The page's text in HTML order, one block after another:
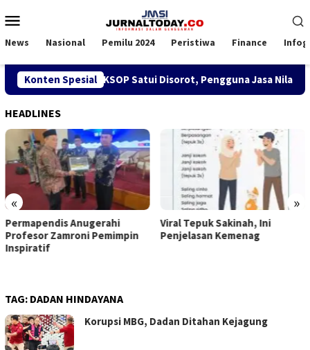
ke
Mobile
News Nasional Pemilu 2024 Peristiwa Finance
Konten Spesial
SPK TKBM di KSOP Satui Disorot, Pengguna Jasa Nilai
HEADLINES
« »
Viral Tepuk Sakinah, Ini
Penjelasan Kemenag
DPD GMNI Kaltim Solid
Kongres Persatuan: DPP
TAG: DADAN HINDAYANA
Korupsi MBG, Dadan Ditahan Kejagung